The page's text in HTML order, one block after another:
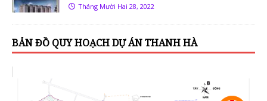
Tháng Mười Hai 28, 2022
BẢN ĐỒ QUY HOẠCH DỰ ÁN THANH HÀ